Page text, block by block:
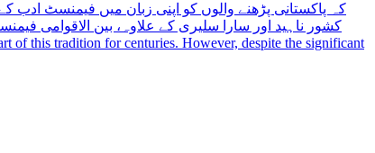
کہ پاکستانی پڑھنے والوں کو اپنی زبان میں فیمنسٹ
کشور ناہید اور سارا سلیری کے علاوہ، بین الاقوامی